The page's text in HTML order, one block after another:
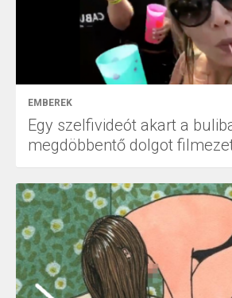
EMBEREK
Egy szelfivideót akart a
megdöbbentő dolgot